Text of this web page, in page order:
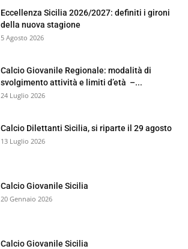
Eccellenza Sicilia 2026/2027: definiti i gironi
della nuova stagione
5 Agosto 2026
Calcio Giovanile Regionale: modalità di
svolgimento attività e limiti d’età –...
24 Luglio 2026
Calcio Dilettanti Sicilia, si riparte il 29 agosto
13 Luglio 2026
Calcio Giovanile Sicilia
20 Gennaio 2026
Calcio Giovanile Sicilia